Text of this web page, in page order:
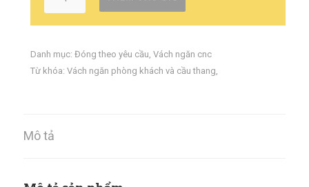
Danh mục: Đóng theo yêu cầu, Vách ngăn cnc
Từ khóa: Vách ngăn phòng khách và cầu thang,
Mô tả